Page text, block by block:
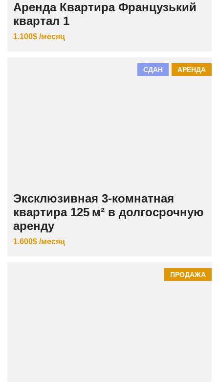
Аренда Квартира Французький
квартал 1
1.100$ /месяц
АРЕНДА
СДАН
Эксклюзивная 3‑комнатная
квартира 125 м² в долгосрочную
аренду
1.600$ /месяц
ПРОДАЖА